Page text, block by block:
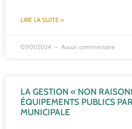
LIRE LA SUITE »
07/01/2024 Aucun commentaire
LA GESTION « NON
ÉQUIPEMENTS PUBLICS
MUNICIPALE